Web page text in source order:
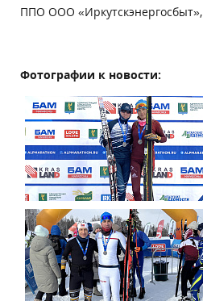
ППО ООО «Иркутскэнергосбыт»,
Фотографии к новости: